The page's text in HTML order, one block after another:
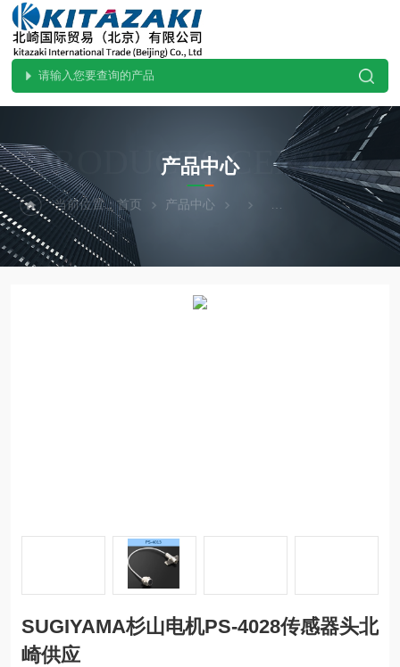
PRODUCTS CENTER
产品中心
当前位置：首页 产品中心 SUGIYAMA杉山电机
SUGIYAMA杉山电机PS-4028传感器头北
崎供应